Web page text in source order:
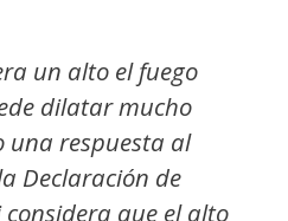
un alto el fuego
dilatar mucho
una respuesta al
Declaración de
que el alto